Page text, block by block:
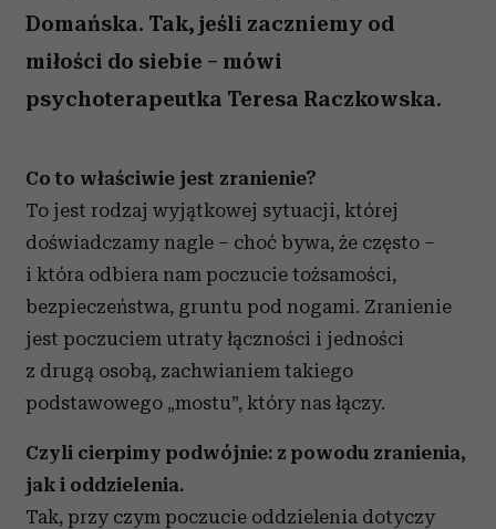
Domańska. Tak, jeśli zaczniemy od
miłości do siebie – mówi
psychoterapeutka Teresa Raczkowska.
Co to właściwie jest zranienie?
To jest rodzaj wyjątkowej sytuacji, której
doświadczamy nagle – choć bywa, że często –
i która odbiera nam poczucie tożsamości,
bezpieczeństwa, gruntu pod nogami. Zranienie
jest poczuciem utraty łączności i jedności
z drugą osobą, zachwianiem takiego
podstawowego „mostu”, który nas łączy.
Czyli cierpimy podwójnie: z powodu zranienia,
jak i oddzielenia.
Tak, przy czym poczucie oddzielenia dotyczy